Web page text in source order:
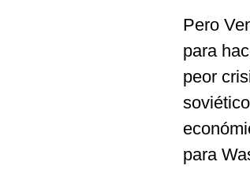
Pero
para
peor
para